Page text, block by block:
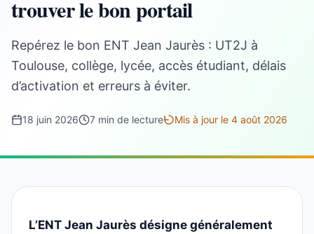
trouver le bon portail
Repérez le bon ENT Jean Jaurès : UT2J à
Toulouse, collège, lycée, accès étudiant, délais
d’activation et erreurs à éviter.
18 juin 2026 7 min de lecture Mis à jour le 4 août 2026
L’ENT Jean Jaurès désigne généralement